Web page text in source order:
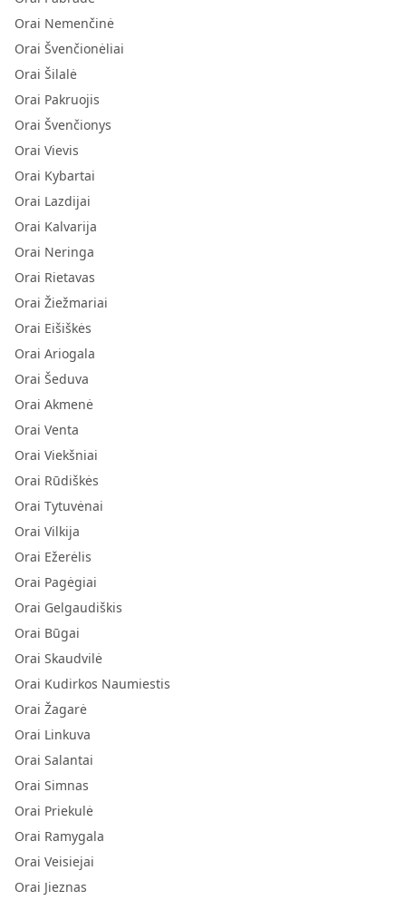
Orai Nemenčinė
Orai Švenčionėliai
Orai Šilalė
Orai Pakruojis
Orai Švenčionys
Orai Vievis
Orai Kybartai
Orai Lazdijai
Orai Kalvarija
Orai Neringa
Orai Rietavas
Orai Žiežmariai
Orai Eišiškės
Orai Ariogala
Orai Šeduva
Orai Akmenė
Orai Venta
Orai Viekšniai
Orai Rūdiškės
Orai Tytuvėnai
Orai Vilkija
Orai Ežerėlis
Orai Pagėgiai
Orai Gelgaudiškis
Orai Būgai
Orai Skaudvilė
Orai Kudirkos Naumiestis
Orai Žagarė
Orai Linkuva
Orai Salantai
Orai Simnas
Orai Priekulė
Orai Ramygala
Orai Veisiejai
Orai Jieznas